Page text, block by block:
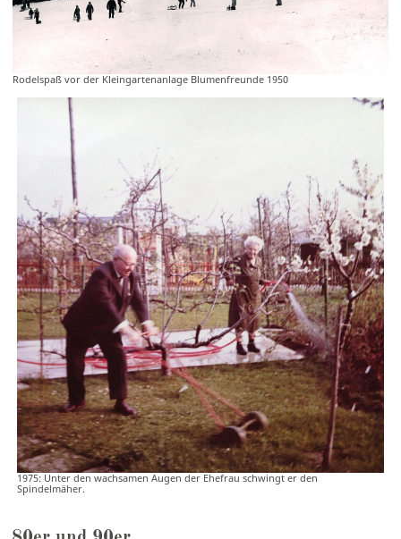
Rodelspaß vor der Kleingartenanlage Blumenfreunde 1950
1975: Unter den wachsamen Augen der Ehefrau schwingt er den
Spindelmäher.